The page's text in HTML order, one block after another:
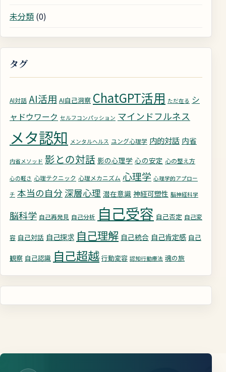
未分類 (0)
タグ
AI対話 AI活用 AI自己洞察 ChatGPT活用 ただ在る シ
ャドウワーク セルフコンパッション マインドフルネス
メタ認知 メンタルヘルス ユング心理学 内的対話 内省
内省メソッド 影との対話 影の心理学 心の安定 心の整え方
心の軽さ 心理テクニック 心理メカニズム 心理学 心理学的アプロー
チ 本当の自分 深層心理 潜在意識 神経可塑性 脳神経科学
脳科学 自己再発見 自己分析 自己受容 自己否定 自己変
容 自己対話 自己探求 自己理解 自己統合 自己肯定感 自己
観察 自己認識 自己超越 行動変容 認知行動療法 魂の旅